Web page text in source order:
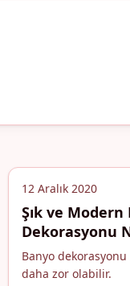
12 Aralık 2020
Şık ve Modern
Dekorasyonu
Banyo
daha zor olabilir.